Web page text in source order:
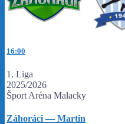
16:00
1. Liga
2025/2026
Šport Aréna Malacky
Záhoráci — Martin